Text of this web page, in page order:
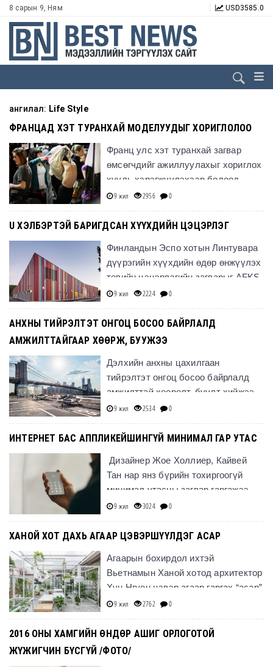
8 сарын 9, Ням USD3585.0
ангилал: Life Style
ФРАНЦАД ХЭТ ТУРАНХАЙ МОДЕЛУУДЫГ ХОРИГЛОЛОО
Франц улс хэт туранхай загвар
өмсөгчдийг ажиллуулахыг хориглох
хууль хэрэгжүүлэхээр болоод
байна.
9 жил 2956 0
U ХЭЛБЭРТЭЙ БАРИГДСАН ХҮҮХДИЙН ЦЭЦЭРЛЭГ
Финландын Эспо хотын Линтувара
дүүрэгийн хүүхдийн өдөр өнжүүлэх
төвийн цэцэрлэгийн загварыг AFKS
студи гаргажээ.
9 жил 2224 0
АНХНЫ ТИЙРЭЛТЭТ ОНГОЦ БОСОО БАЙРЛАЛД
АМЖИЛТТАЙГААР ХӨӨРЖ, БУУЖЭЭ
Дэлхийн анхны цахилгаан
тийрэлтэт онгоц босоо байрлалд
амжилттай хөөрөлт, буулт хийжээ.
9 жил
2534 0
ИНТЕРНЕТ БАС АППЛИКЕЙШИНГҮЙ МИНИМАЛ ГАР УТАС
Дизайнер Жое Холлиер, Кайвей
Тан нар янз бүрийн тохиргоогүй
минимал утасны загвар гаргажээ.
9 жил
3024 0
ХАНОЙ ХОТ ДАХЬ АГААР ЦЭВЭРШҮҮЛДЭГ АСАР
Агаарын бохирдол ихтэй
Вьетнамын Ханой хотод архитектор
Хун Нгуен цэвэр агаар гаргах “асар”
бүтээжээ.
9 жил 2762 0
2016 ОНЫ ХАМГИЙН ӨНДӨР АШИГ ОРЛОГОТОЙ
ЖҮЖИГЧИН БҮСГҮЙ /ФОТО/